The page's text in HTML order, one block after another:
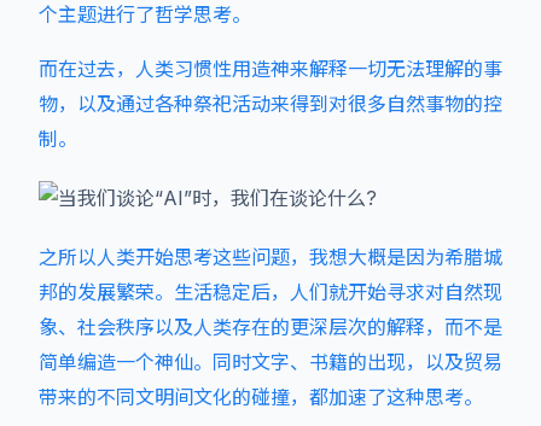
个主题进行了哲学思考。
而在过去，人类习惯性用造神来解释一切无法理解的事
物，以及通过各种祭祀活动来得到对很多自然事物的控
制。
之所以人类开始思考这些问题，我想大概是因为希腊城
邦的发展繁荣。生活稳定后，人们就开始寻求对自然现
象、社会秩序以及人类存在的更深层次的解释，而不是
简单编造一个神仙。同时文字、书籍的出现，以及贸易
带来的不同文明间文化的碰撞，都加速了这种思考。